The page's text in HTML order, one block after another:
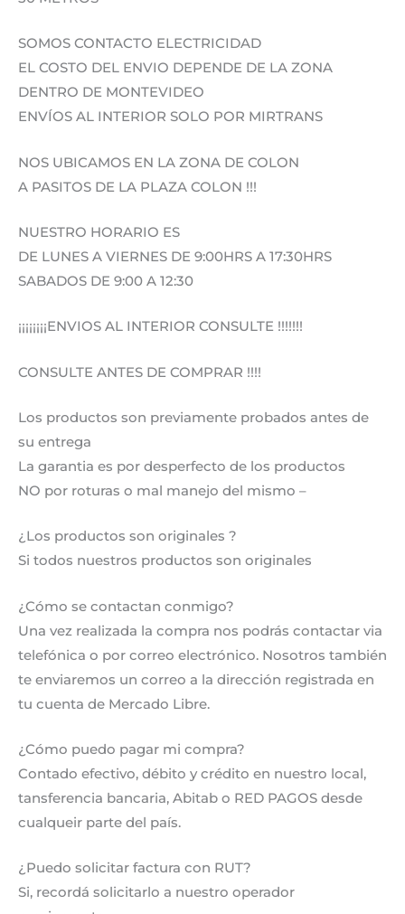
SOMOS CONTACTO ELECTRICIDAD
EL COSTO DEL ENVIO DEPENDE DE LA ZONA
DENTRO DE MONTEVIDEO
ENVÍOS AL INTERIOR SOLO POR MIRTRANS
NOS UBICAMOS EN LA ZONA DE COLON
A PASITOS DE LA PLAZA COLON !!!
NUESTRO HORARIO ES
DE LUNES A VIERNES DE 9:00HRS A 17:30HRS
SABADOS DE 9:00 A 12:30
¡¡¡¡¡¡¡¡ENVIOS AL INTERIOR CONSULTE !!!!!!!
CONSULTE ANTES DE COMPRAR !!!!
Los productos son previamente probados antes de
su entrega
La garantia es por desperfecto de los productos
NO por roturas o mal manejo del mismo –
¿Los productos son originales ?
Si todos nuestros productos son originales
¿Cómo se contactan conmigo?
Una vez realizada la compra nos podrás contactar via
telefónica o por correo electrónico. Nosotros también
te enviaremos un correo a la dirección registrada en
tu cuenta de Mercado Libre.
¿Cómo puedo pagar mi compra?
Contado efectivo, débito y crédito en nuestro local,
tansferencia bancaria, Abitab o RED PAGOS desde
cualqueir parte del país.
¿Puedo solicitar factura con RUT?
Si, recordá solicitarlo a nuestro operador